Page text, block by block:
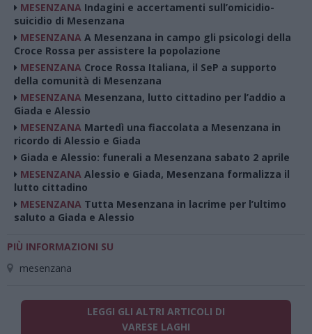
MESENZANA Indagini e accertamenti sull’omicidio-
suicidio di Mesenzana
MESENZANA A Mesenzana in campo gli psicologi della
Croce Rossa per assistere la popolazione
MESENZANA Croce Rossa Italiana, il SeP a supporto
della comunità di Mesenzana
MESENZANA Mesenzana, lutto cittadino per l’addio a
Giada e Alessio
MESENZANA Martedì una fiaccolata a Mesenzana in
ricordo di Alessio e Giada
Giada e Alessio: funerali a Mesenzana sabato 2 aprile
MESENZANA Alessio e Giada, Mesenzana formalizza il
lutto cittadino
MESENZANA Tutta Mesenzana in lacrime per l’ultimo
saluto a Giada e Alessio
PIÙ INFORMAZIONI SU
mesenzana
LEGGI GLI ALTRI ARTICOLI DI
VARESE LAGHI